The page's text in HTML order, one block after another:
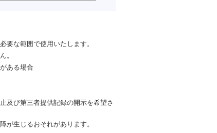
要な範囲で使用いたします。
。
ある場合
及び第三者提供記録の開示を希望さ
が生じるおそれがあります。